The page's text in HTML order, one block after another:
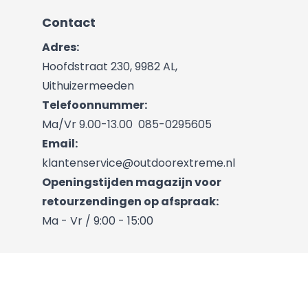
Contact
Adres:
Hoofdstraat 230, 9982 AL,
Uithuizermeeden
Telefoonnummer:
Ma/Vr 9.00-13.00 085-0295605
Email:
klantenservice@outdoorextreme.nl
Openingstijden magazijn voor
retourzendingen op afspraak:
Ma - Vr / 9:00 - 15:00